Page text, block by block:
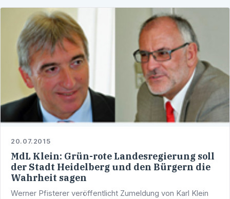
20.07.2015
MdL Klein: Grün-rote Landesregierung soll
der Stadt Heidelberg und den Bürgern die
Wahrheit sagen
Werner Pfisterer veröffentlicht Zumeldung von Karl Klein